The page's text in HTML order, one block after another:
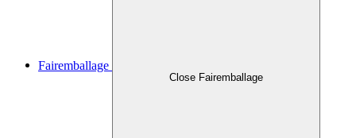
Fairemballage
Close Fairemballage